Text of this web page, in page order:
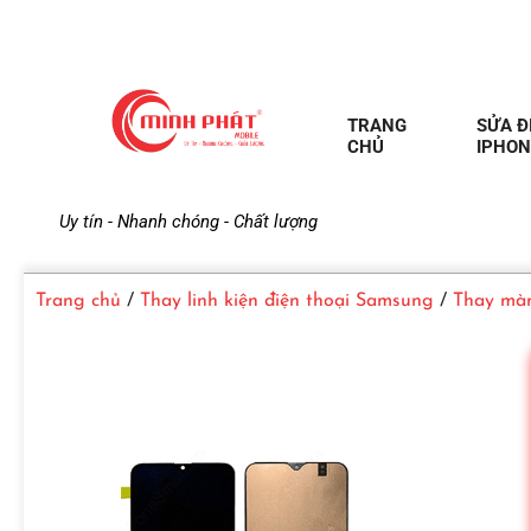
M
i
Uy tín - Nhanh chóng - Chất lượng
TRANG
CHỦ
SỬA
Trang chủ / Thay linh kiện điện thoại Samsung / Thay